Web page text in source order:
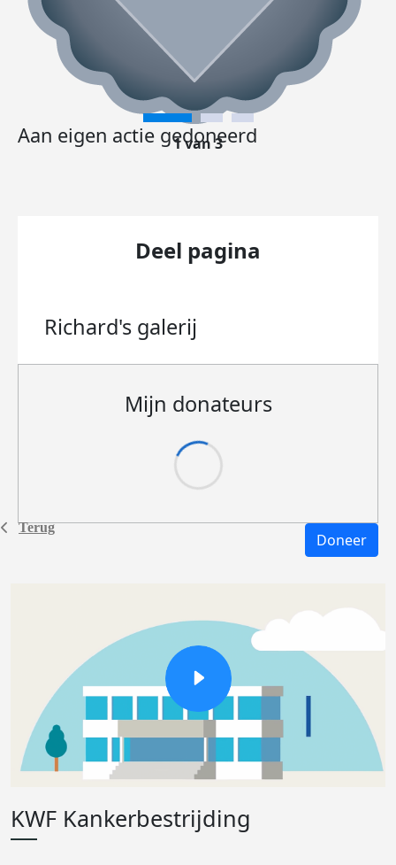
Terug
Aan eigen actie gedoneerd
1 van 3
Deel pagina
Richard's galerij
Mijn donateurs
Doneer
KWF Kankerbestrijding